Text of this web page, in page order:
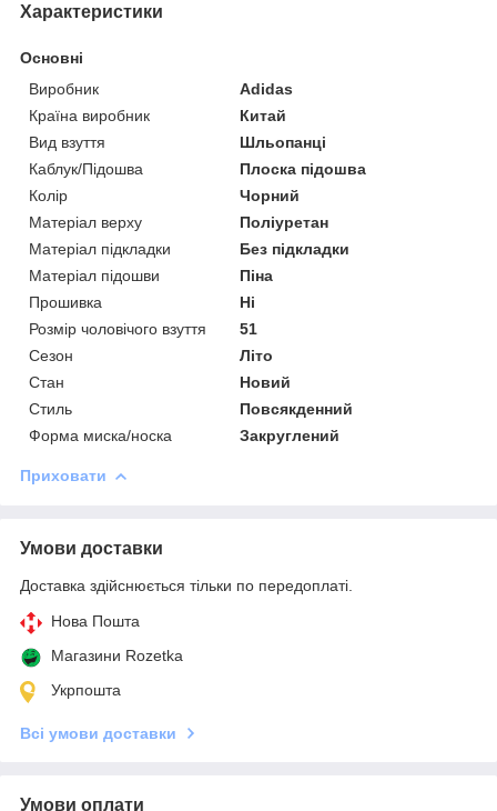
Характеристики
Основні
Виробник
Adidas
Країна виробник
Китай
Вид взуття
Шльопанці
Каблук/Підошва
Плоска підошва
Колір
Чорний
Матеріал верху
Поліуретан
Матеріал підкладки
Без підкладки
Матеріал підошви
Піна
Прошивка
Ні
Розмір чоловічого взуття
51
Сезон
Літо
Стан
Новий
Стиль
Повсякденний
Форма миска/носка
Закруглений
Приховати
Умови доставки
Доставка здійснюється тільки по передоплаті.
Нова Пошта
Магазини Rozetka
Укрпошта
Всі умови доставки
Умови оплати